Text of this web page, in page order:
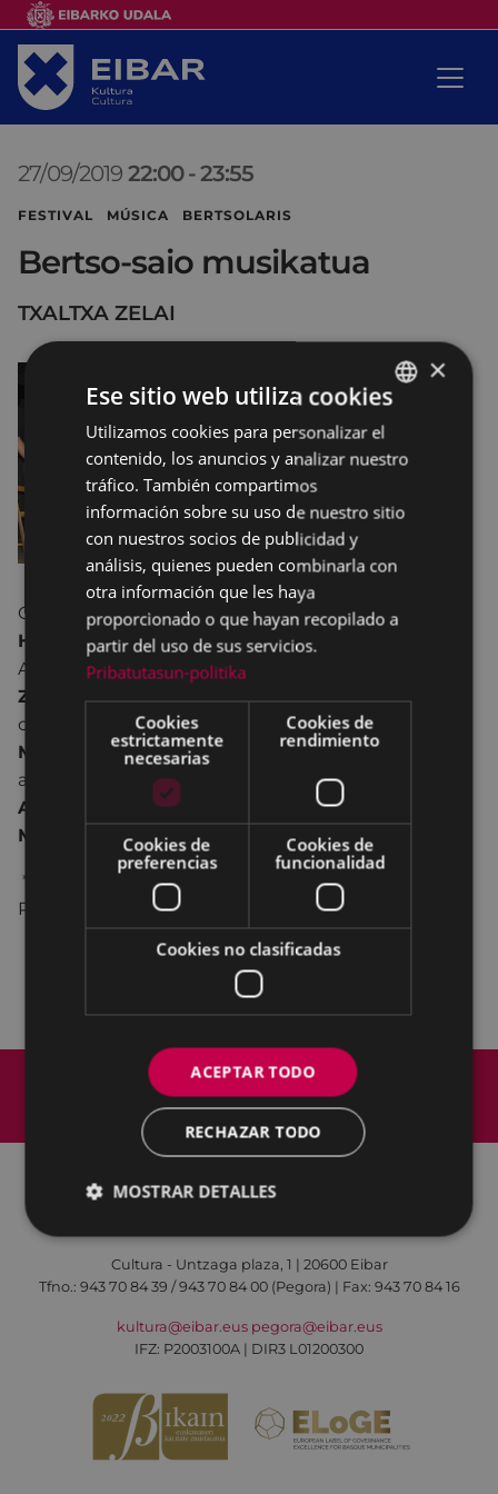
27/09/2019 22:00 -23:55
FESTIVAL MÚSICA BERTSOLARIS
Bertso-saio musikatua
TXALTXA ZELAI
Organizado por la escuela de bertsolaris
Hankamotxak con la colaboración del
Ayuntamiento de Eibar el auditorio de
Zela
i acoge por séptima vez este festival que
cuenta con los bertsolaris
Beñat Gaztelumendi,
Miren Artetxe, Manu Goiogana y Jokin Bergara
acompañados por los músicos
Gari Otamendi y
Araitz Bizkai
. La presentación corre a cargo de
Maite Berriozabal
*En caso de lluvia se trasladará al salón de actos de
Portalea.
Mapa del Sitio
Aviso legal
Política de cookies
Contacto
Accesibilidad
Cultura - Untzaga plaza, 1 | 20600 Eibar
Tfno.: 943 70 84 39 / 943 70 84 00 (Pegora) | Fax: 943 70 84 16
kultura@eibar.eus pegora@eibar.eus
IFZ: P2003100A | DIR3 L01200300
BASQUE
SPANISH
×
Ese sitio web utiliza cookies
Utilizamos cookies para personalizar el
contenido, los anuncios y analizar nuestro
tráfico. También compartimos
información sobre su uso de nuestro sitio
con nuestros socios de publicidad y
análisis, quienes pueden combinarla con
otra información que les haya
proporcionado o que hayan recopilado a
partir del uso de sus servicios.
Pribatutasun-politika
Cookies
estrictamente
necesarias
Cookies de
rendimiento
Cookies de
preferencias
Cookies de
funcionalidad
Cookies no clasificadas
ACEPTAR TODO
RECHAZAR TODO
MOSTRAR DETALLES